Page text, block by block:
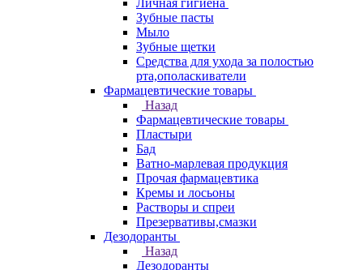
Личная гигиена
Зубные пасты
Мыло
Зубные щетки
Средства для ухода за полостью
рта,ополаскиватели
Фармацевтические товары
Назад
Фармацевтические товары
Пластыри
Бад
Ватно-марлевая продукция
Прочая фармацевтика
Кремы и лосьоны
Растворы и спреи
Презервативы,смазки
Дезодоранты
Назад
Дезодоранты